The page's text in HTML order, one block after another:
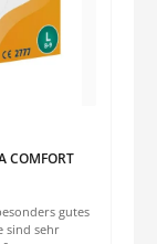
gutes
sind sehr